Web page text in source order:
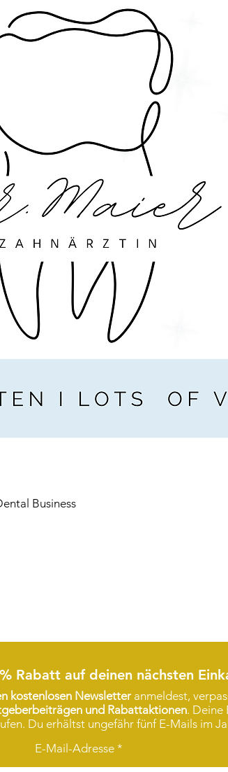
Business
Rabatt auf deinen nächsten
kostenlosen Newsletter anmeldest,
und Rabattaktionen. Deine
Du erhältst ungefähr fünf E-Mails im
E-Mail-Adresse